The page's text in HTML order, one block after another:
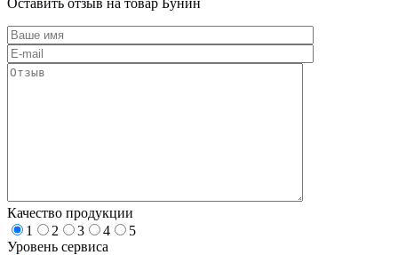
Качество продукции
1
2 3 4
5
Уровень сервиса